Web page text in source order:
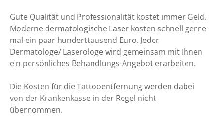
Gute Qualität und Professionalität kostet immer Geld.
Moderne dermatologische Laser kosten schnell gerne
mal ein paar hunderttausend Euro. Jeder
Dermatologe/ Laserologe wird gemeinsam mit Ihnen
ein persönliches Behandlungs-Angebot erarbeiten.
Die Kosten für die Tattooentfernung werden dabei
von der Krankenkasse in der Regel nicht
übernommen.